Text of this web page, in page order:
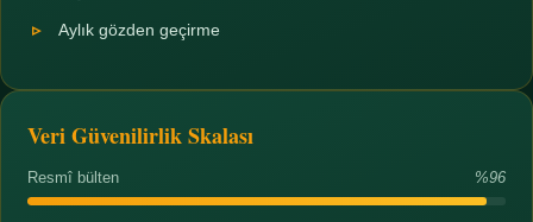
Aylık gözden geçirme
Veri Güvenilirlik Skalası
Resmî bülten %96